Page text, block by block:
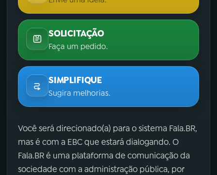
SOLICITAÇÃO
Faça um pedido.
SIMPLIFIQUE
Sugira melhorias.
Você será direcionado(a) para o sistema Fala.BR,
mas é com a EBC que estará dialogando. O
Fala.BR é uma plataforma de comunicação da
sociedade com a administração pública, por